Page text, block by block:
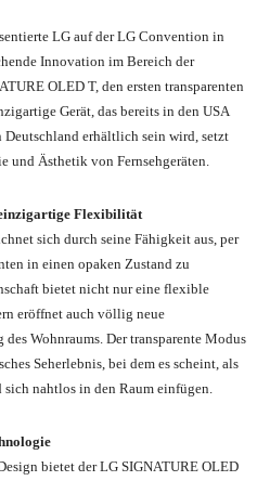
LG auf der LG Convention in
Innovation im Bereich der
OLED T, den ersten transparenten
Gerät, das bereits in den USA
erhältlich sein wird, setzt
und Ästhetik von Fernsehgeräten.
Flexibilität
sich durch seine Fähigkeit aus, per
in einen opaken Zustand zu
bietet nicht nur eine flexible
eröffnet auch völlig neue
Wohnraums. Der transparente Modus
Seherlebnis, bei dem es scheint, als
nahtlos in den Raum einfügen.
bietet der LG SIGNATURE OLED